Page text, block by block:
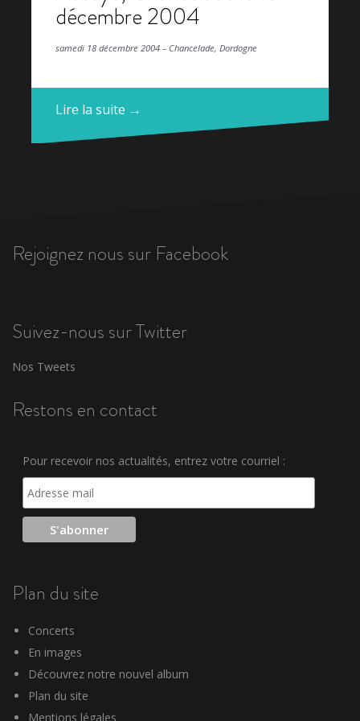
décembre 2004
samedi 18 décembre 2004 – Chancelade, Dordogne
Lire la suite →
Rejoignez nous sur Facebook
Suivez-nous sur Twitter
Nos Tweets
Restons en contact
Pour recevoir nos actualités, entrez votre courriel :
Plan du site
Concerts
En images
Découvrez notre nouvel album
Plan du site
Mentions légales